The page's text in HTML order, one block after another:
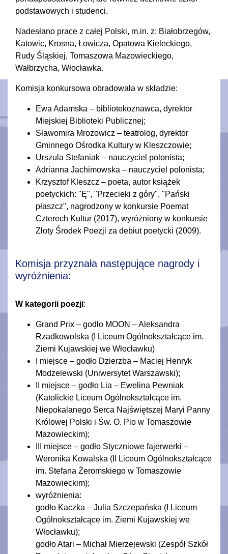
podstawowych i studenci.
Nadesłano prace z całej Polski, m.in. z: Białobrzegów,
Katowic, Krosna, Łowicza, Opatowa Kieleckiego,
Rudy Śląskiej, Tomaszowa Mazowieckiego,
Wałbrzycha, Włocławka.
Komisja konkursowa obradowała w składzie:
Ewa Adamska – bibliotekoznawca, dyrektor
Miejskiej Biblioteki Publicznej;
Sławomira Mrozowicz – teatrolog, dyrektor
Gminnego Ośrodka Kultury w Kleszczowie;
Urszula Stefaniak – nauczyciel polonista;
Adrianna Jachimowska – nauczyciel polonista;
Krzysztof Kleszcz – poeta, autor książek
poetyckich: "Ę", "Przecieki z góry", "Pański
płaszcz", nagrodzony w konkursie Poemat
Czterech Kultur (2017), wyróżniony w konkursie
Złoty Środek Poezji za debiut poetycki (2009).
Komisja przyznała następujące nagrody i
wyróżnienia:
W kategorii poezji:
Grand Prix – godło MOON – Aleksandra
Rzadkowolska (I Liceum Ogólnokształcące im.
Ziemi Kujawskiej we Włocławku)
I miejsce – godło Dzierzba – Maciej Henryk
Modzelewski (Uniwersytet Warszawski);
II miejsce – godło Lia – Ewelina Pewniak
(Katolickie Liceum Ogólnokształcące im.
Niepokalanego Serca Najświętszej Maryi Panny
Królowej Polski i Św. O. Pio w Tomaszowie
Mazowieckim);
III miejsce – godło Styczniowe fajerwerki –
Weronika Kowalska (II Liceum Ogólnokształcące
im. Stefana Żeromskiego w Tomaszowie
Mazowieckim);
wyróżnienia:
godło Kaczka – Julia Szczepańska (I Liceum
Ogólnokształcące im. Ziemi Kujawskiej we
Włocławku);
godło Atari – Michał Mierzejewski (Zespół Szkół